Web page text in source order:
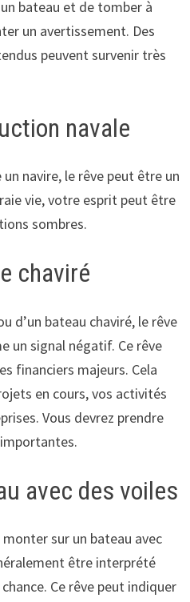
bateau et de tomber à
un avertissement. Des
peuvent survenir très
navale
navire, le rêve peut être un
vie, votre esprit peut être
sombres.
chaviré
d’un bateau chaviré, le rêve
un signal négatif. Ce rêve
financiers majeurs. Cela
en cours, vos activités
Vous devrez prendre
avec des voiles
sur un bateau avec
être interprété
Ce rêve peut indiquer